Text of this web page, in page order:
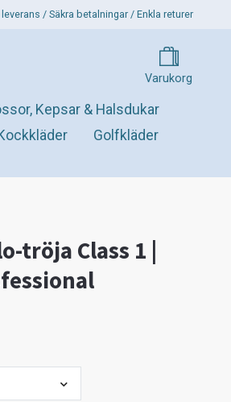
/ Säkra betalningar / Enkla returer
Varukorg
Kepsar & Halsdukar
Golfkläder
tröja Class 1 |